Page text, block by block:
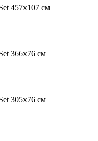
457х107 см
366х76 см
305х76 см